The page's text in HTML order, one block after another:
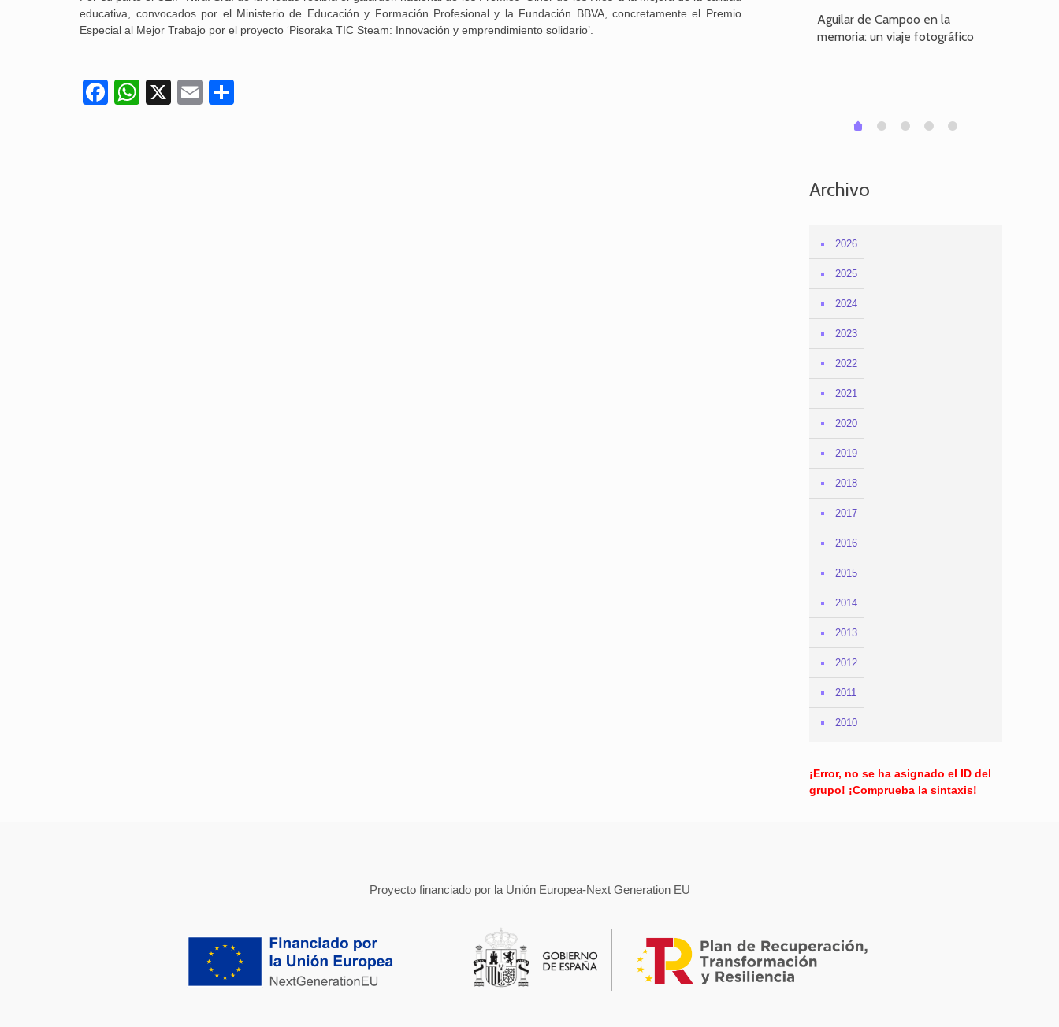
educativa, convocados por el Ministerio de Educación y Formación Profesional y la Fundación BBVA, concretamente el Premio
Especial al Mejor Trabajo por el proyecto ‘Pisoraka TIC Steam: Innovación y emprendimiento solidario’.
Facebook
WhatsApp
X Email
Aguilar de Campoo en la
Aguilar de Campoo en la
memoria: un viaje fotográfico
0 1 2 3 4
Archivo
2026
2025
2024
2023
2022
2021
2020
2019
2018
2017
2016
2015
2014
2013
2012
2011
2010
¡Error, no se ha asignado el ID del
grupo! ¡Comprueba la sintaxis!
Proyecto financiado por la Unión Europea-Next Generation EU